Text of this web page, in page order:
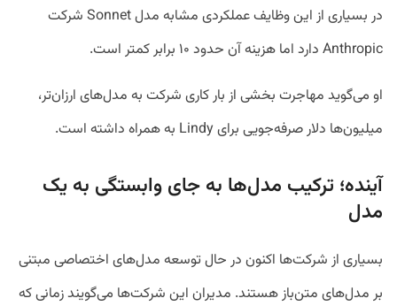
در بسیاری از این وظایف عملکردی مشابه مدل Sonnet شرکت
Anthropic دارد اما هزینه آن حدود ۱۰ برابر کمتر است.
او می‌گوید مهاجرت بخشی از بار کاری شرکت به مدل‌های ارزان‌تر،
میلیون‌ها دلار صرفه‌جویی برای Lindy به همراه داشته است.
آینده؛ ترکیب مدل‌ها به جای وابستگی به یک
مدل
بسیاری از شرکت‌ها اکنون در حال توسعه مدل‌های اختصاصی مبتنی
بر مدل‌های متن‌باز هستند. مدیران این شرکت‌ها می‌گویند زمانی که